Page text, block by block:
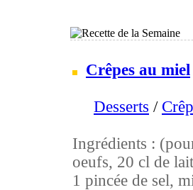
Crêpes au miel
Desserts /
Ingrédients :
oeufs, 20 cl de
1 pincée de sel,